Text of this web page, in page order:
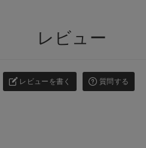
レビュー
レビューを書く 質問する